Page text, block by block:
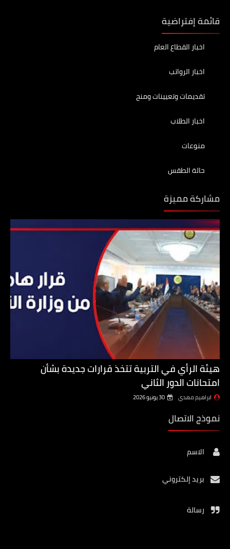
قائمة إفتراضية
اخبار القطاع العام
اخبار الرواتب
تقديمات وتعيينات ومنح
اخبار الطلاب
منوعات
حالة الطقس
مشاركة مميزة
هيئة الرأي في التربية تتخذ قرارات جديدة بشأن
امتحانات الدور الثاني
ابراهيم مهدي 30 يونيو 2026
نموذج الاتصال
الاسم
بريد إلكتروني
رسالة